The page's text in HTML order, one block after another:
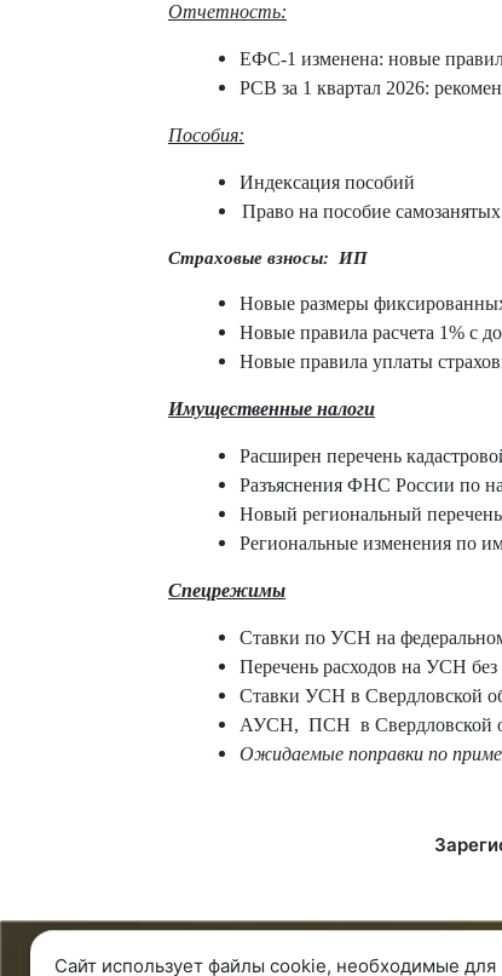
Отчетность:
ЕФС-1 изменена: новые
РСВ за 1 квартал 2026:
Пособия:
Индексация пособий
Право на пособие самозанятых
Страховые взносы: ИП
Новые размеры
Новые правила расчета 1% с
Новые правила уплаты
Имущественные налоги
Расширен перечень
Разъяснения ФНС России по
Новый региональный
Региональные изменения по
Спецрежимы
Ставки по УСН на
Перечень расходов на УСН
Ставки УСН в Свердловской
АУСН, ПСН в Свердловской
Ожидаемые поправки по
Сайт использует файлы cookie, необходимые для